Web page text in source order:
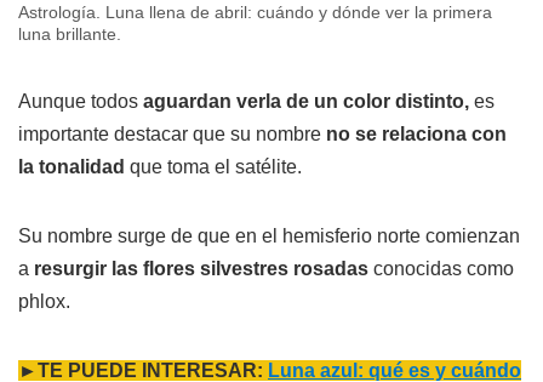
Astrología. Luna llena de abril: cuándo y dónde ver la primera
luna brillante.
Aunque todos aguardan verla de un color distinto, es
importante destacar que su nombre no se relaciona con
la tonalidad que toma el satélite.
Su nombre surge de que en el hemisferio norte comienzan
a resurgir las flores silvestres rosadas conocidas como
phlox.
►TE PUEDE INTERESAR: Luna azul: qué es y cuándo